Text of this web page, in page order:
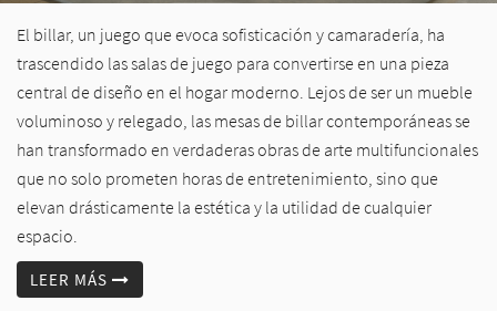
El billar, un juego que evoca sofisticación y camaradería, ha
trascendido las salas de juego para convertirse en una pieza
central de diseño en el hogar moderno. Lejos de ser un mueble
voluminoso y relegado, las mesas de billar contemporáneas se
han transformado en verdaderas obras de arte multifuncionales
que no solo prometen horas de entretenimiento, sino que
elevan drásticamente la estética y la utilidad de cualquier
espacio.
LEER MÁS